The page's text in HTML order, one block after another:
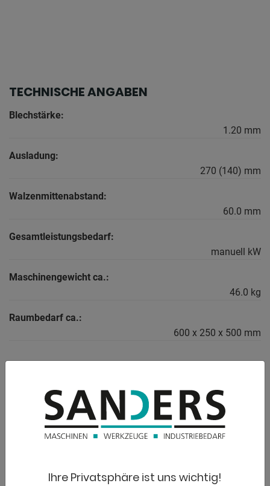
TECHNISCHE ANGABEN
Blechstärke:
1.20 mm
Ausladung:
270 (140) mm
Walzenmittenabstand:
60.0 mm
Gesamtleistungsbedarf:
manuell kW
Maschinengewicht ca.:
46.0 kg
Raumbedarf ca.:
600 x 250 x 500 mm
BESCHREIBUNG
Beschreibung :
- 4x Paar Sicken- und Bördelwalzen im Lieferumfang
SickenartenIhre Privatsphäre ist uns wichtig!